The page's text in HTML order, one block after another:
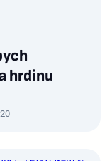
hrdinu